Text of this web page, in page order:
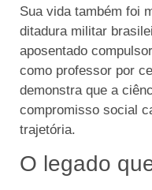
Sua vida também foi
ditadura militar
aposentado
como professor por
demonstra que a
compromisso social
trajetória.
O legado